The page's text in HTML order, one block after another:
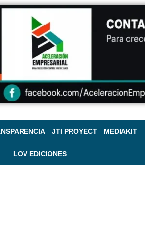
JTI PROYECT MEDIAKIT
LOV EDICIONES